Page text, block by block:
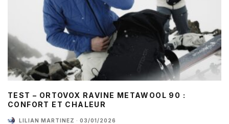
TEST – ORTOVOX RAVINE METAWOOL 90 :
CONFORT ET CHALEUR
LILIAN MARTINEZ · 03/01/2026